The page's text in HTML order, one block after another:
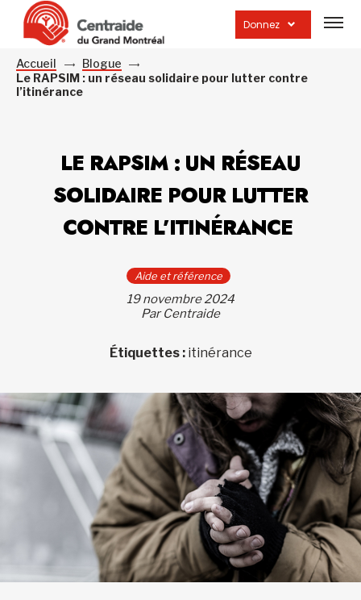
Donnez
la
Accueil
Blogue
Le RAPSIM : un réseau solidaire pour lutter contre
l’itinérance
LE RAPSIM : UN RÉSEAU
SOLIDAIRE POUR LUTTER
CONTRE L’ITINÉRANCE
Aide et référence
19 novembre 2024
Par Centraide
Étiquettes : itinérance